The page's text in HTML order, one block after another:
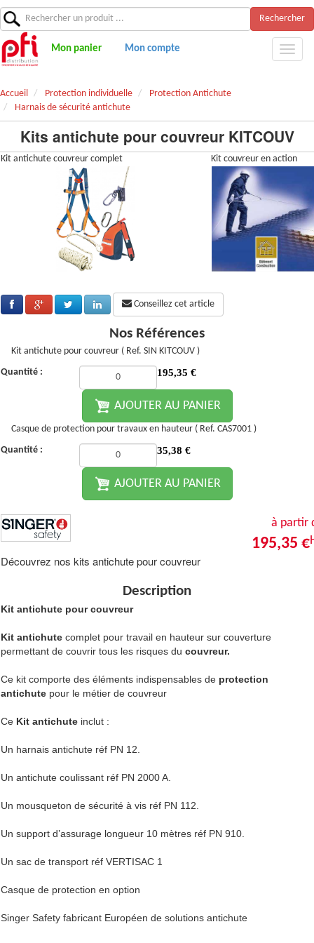
Rechercher
Mon panier Mon compte
Accueil Protection individuelle
Protection Antichute
Harnais de sécurité antichute
Kits antichute pour couvreur KITCOUV
Kit antichute couvreur complet Kit couvreur en action
Conseillez cet article
Nos Références
Kit antichute pour couvreur ( Ref. SIN KITCOUV )
Quantité :
195,35 €
AJOUTER AU PANIER
Casque de protection pour travaux en hauteur ( Ref. CAS7001 )
Quantité :
35,38 €
AJOUTER AU PANIER
à partir
195,35 €
Découvrez nos kits antichute pour couvreur
Description
Kit antichute pour couvreur
Kit antichute complet pour travail en hauteur sur couverture
permettant de couvrir tous les risques du couvreur.
Ce kit comporte des éléments indispensables de protection
antichute pour le métier de couvreur
Ce Kit antichute inclut :
Un harnais antichute réf PN 12.
Un antichute coulissant réf PN 2000 A.
Un mousqueton de sécurité à vis réf PN 112.
Un support d’assurage longueur 10 mètres réf PN 910.
Un sac de transport réf VERTISAC 1
Casque de protection en option
Singer Safety fabricant Européen de solutions antichute